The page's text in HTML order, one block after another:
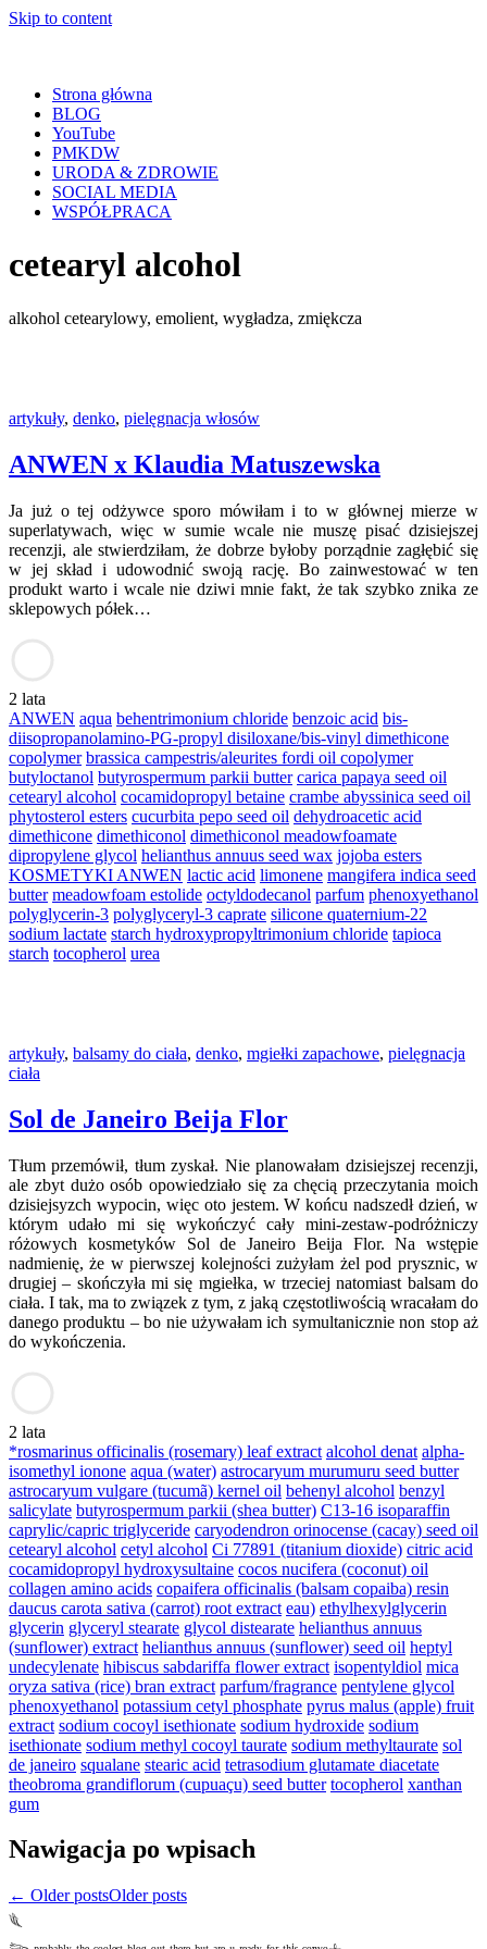
Skip to content
Strona główna
BLOG
YouTube
PMKDW
URODA & ZDROWIE
SOCIAL MEDIA
WSPÓŁPRACA
cetearyl alcohol
alkohol cetearylowy, emolient, wygładza, zmiękcza
artykuły, denko, pielęgnacja włosów
ANWEN x Klaudia Matuszewska
Ja już o tej odżywce sporo mówiłam i to w głównej mierze w
superlatywach, więc w sumie wcale nie muszę pisać dzisiejszej
recenzji, ale stwierdziłam, że dobrze byłoby porządnie zagłębić się
w jej skład i udowodnić swoją rację. Bo zainwestować w ten
produkt warto i wcale nie dziwi mnie fakt, że tak szybko znika ze
sklepowych półek…
2 lata
ANWEN aqua behentrimonium chloride benzoic acid bis-
diisopropanolamino-PG-propyl disiloxane/bis-vinyl dimethicone
copolymer brassica campestris/aleurites fordi oil copolymer
butyloctanol butyrospermum parkii butter carica papaya seed oil
cetearyl alcohol cocamidopropyl betaine crambe abyssinica seed oil
phytosterol esters cucurbita pepo seed oil dehydroacetic acid
dimethicone dimethiconol dimethiconol meadowfoamate
dipropylene glycol helianthus annuus seed wax jojoba esters
KOSMETYKI ANWEN lactic acid limonene mangifera indica seed
butter meadowfoam estolide octyldodecanol parfum phenoxyethanol
polyglycerin-3 polyglyceryl-3 caprate silicone quaternium-22
sodium lactate starch hydroxypropyltrimonium chloride tapioca
starch tocopherol urea
artykuły, balsamy do ciała, denko, mgiełki zapachowe, pielęgnacja
ciała
Sol de Janeiro Beija Flor
Tłum przemówił, tłum zyskał. Nie planowałam dzisiejszej recenzji,
ale zbyt dużo osób opowiedziało się za chęcią przeczytania moich
dzisiejsyzch wypocin, więc oto jestem. W końcu nadszedł dzień, w
którym udało mi się wykończyć cały mini-zestaw-podróżniczy
różowych kosmetyków Sol de Janeiro Beija Flor. Na wstępie
nadmienię, że w pierwszej kolejności zużyłam żel pod prysznic, w
drugiej – skończyła mi się mgiełka, w trzeciej natomiast balsam do
ciała. I tak, ma to związek z tym, z jaką częstotliwością wracałam do
danego produktu – bo nie używałam ich symultanicznie non stop aż
do wykończenia.
2 lata
*rosmarinus officinalis (rosemary) leaf extract alcohol denat alpha-
isomethyl ionone aqua (water) astrocaryum murumuru seed butter
astrocaryum vulgare (tucumã) kernel oil behenyl alcohol benzyl
salicylate butyrospermum parkii (shea butter) C13-16 isoparaffin
caprylic/capric triglyceride caryodendron orinocense (cacay) seed oil
cetearyl alcohol cetyl alcohol Ci 77891 (titanium dioxide) citric acid
cocamidopropyl hydroxysultaine cocos nucifera (coconut) oil
collagen amino acids copaifera officinalis (balsam copaiba) resin
daucus carota sativa (carrot) root extract eau) ethylhexylglycerin
glycerin glyceryl stearate glycol distearate helianthus annuus
(sunflower) extract helianthus annuus (sunflower) seed oil heptyl
undecylenate hibiscus sabdariffa flower extract isopentyldiol mica
oryza sativa (rice) bran extract parfum/fragrance pentylene glycol
phenoxyethanol potassium cetyl phosphate pyrus malus (apple) fruit
extract sodium cocoyl isethionate sodium hydroxide sodium
isethionate sodium methyl cocoyl taurate sodium methyltaurate sol
de janeiro squalane stearic acid tetrasodium glutamate diacetate
theobroma grandiflorum (cupuaçu) seed butter tocopherol xanthan
gum
Nawigacja po wpisach
← Older postsOlder posts
𓆰